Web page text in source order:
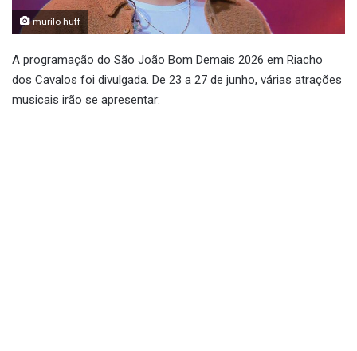
murilo huff
A programação do São João Bom Demais 2026 em Riacho
dos Cavalos foi divulgada. De 23 a 27 de junho, várias atrações
musicais irão se apresentar: